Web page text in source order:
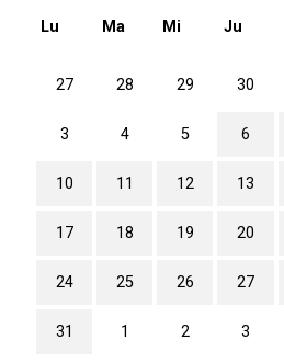
Lu Ma Mi Ju
No hay ninguna actividad este mes
27 28 29 30
3 4 5 6
10 11 12 13
17 18 19 20
24 25 26 27
31 1 2 3